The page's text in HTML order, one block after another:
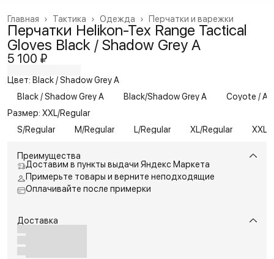
Перчатки и варежки
Одежда ›
Тактика ›
Главная ›
Перчатки Helikon-Tex Range Tactical
Gloves Black / Shadow Grey A
5 100 ₽
Цвет: Black / Shadow Grey A
Black / Shadow Grey A
Black/Shadow Grey A
Coyote /
Размер: XXL/Regular
S/Regular
M/Regular L/Regular XL/Regular XXL/
Преимущества
Доставим в пункты выдачи Яндекс Маркета
Примерьте товары и верните неподходящие
Оплачивайте после примерки
Доставка